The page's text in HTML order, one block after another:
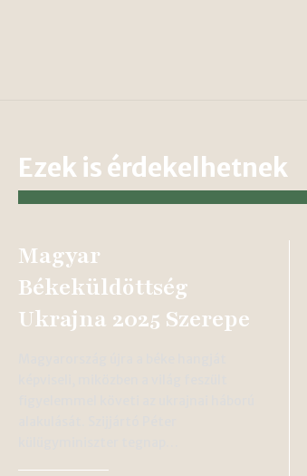
Ezek is érdekelhetnek
Magyar
Békeküldöttség
Ukrajna 2025 Szerepe